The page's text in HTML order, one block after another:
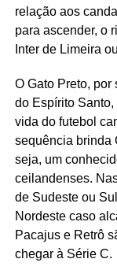
relação aos
para ascender, o
Inter de Limeira
O Gato Preto,
do Espírito
vida do futebol
sequência brinda
seja, um
ceilandenses.
de Sudeste ou
Nordeste caso
Pacajus e Retrô
chegar à Série C.